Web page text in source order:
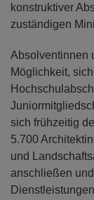
konstruktiver
zuständigen
Absolventinnen
Möglichkeit,
sich frühzeitig
5.700
und
anschließen